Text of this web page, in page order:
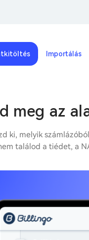
Importálás
meg az
ki, melyik
találod a tiédet, a